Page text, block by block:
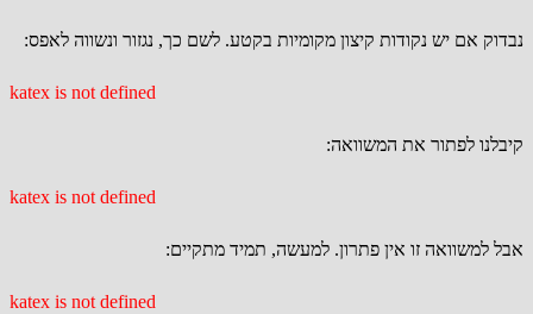
נבדוק אם יש נקודות קיצון מקומיות בקטע. לשם כך, נגזור ונשווה לאפס:
katex is not defined
קיבלנו לפתור את המשוואה:
katex is not defined
אבל למשוואה זו אין פתרון. למעשה, תמיד מתקיים:
katex is not defined